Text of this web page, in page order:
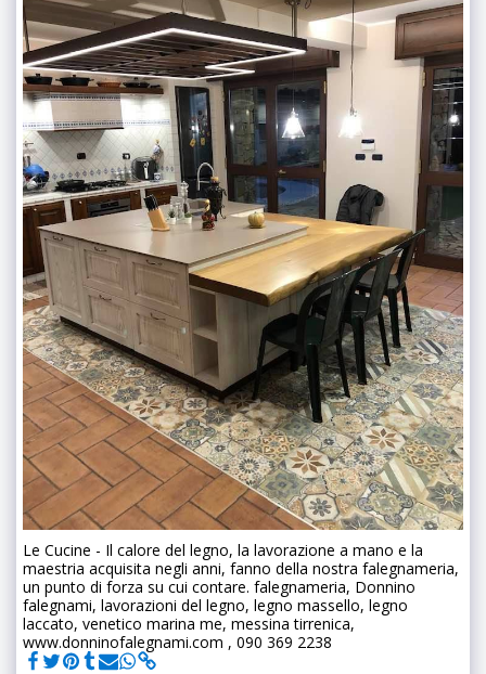
Le Cucine - Il calore del legno, la lavorazione a mano e la
maestria acquisita negli anni, fanno della nostra falegnameria,
un punto di forza su cui contare. falegnameria, Donnino
falegnami, lavorazioni del legno, legno massello, legno
laccato, venetico marina me, messina tirrenica,
www.donninofalegnami.com , 090 369 2238